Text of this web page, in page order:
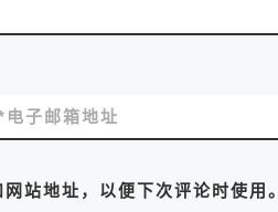
电子邮箱地址
站地址，以便下次评论时使用。